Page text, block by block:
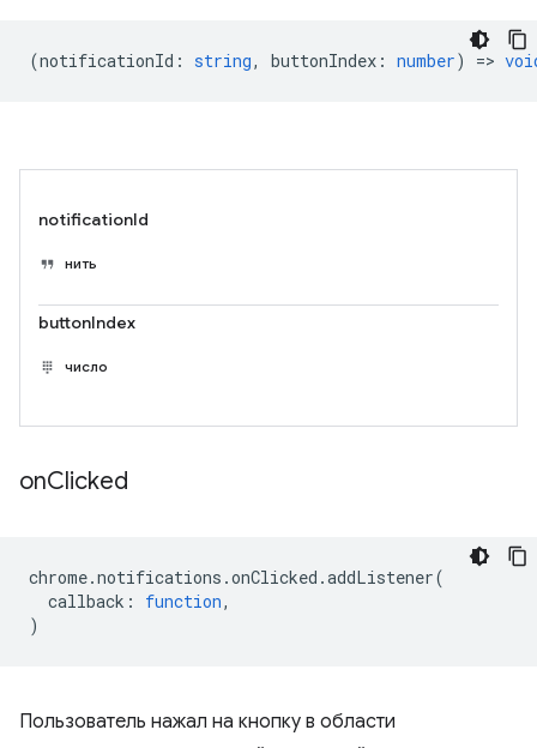
(notificationId : string, buttonIndex : number) =>
notificationId
нить
buttonIndex
число
onClicked
chrome.notifications .onClicked .addListener(
callback : function,
)
Пользователь нажал на кнопку в области